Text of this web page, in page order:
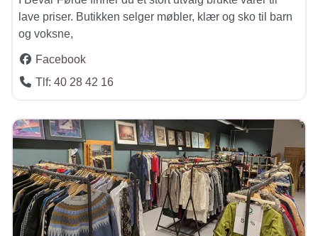
lave priser. Butikken selger møbler, klær og sko til barn
og voksne,
Facebook
Tlf: 40 28 42 16